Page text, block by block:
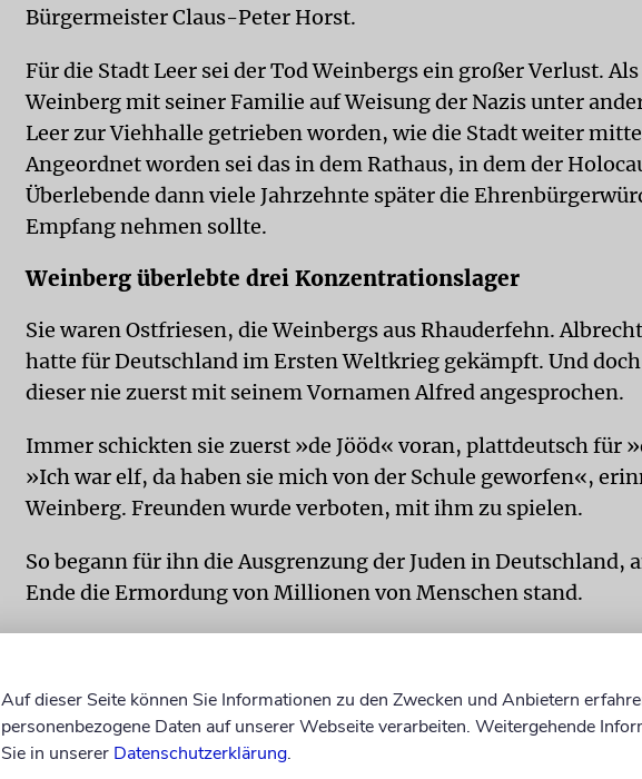
Bürgermeister Claus-Peter Horst.
Für die Stadt Leer sei der Tod Weinbergs ein großer Verlust.
Weinberg mit seiner Familie auf Weisung der Nazis unter
Leer zur Viehhalle getrieben worden, wie die Stadt weiter
Angeordnet worden sei das in dem Rathaus, in dem der
Überlebende dann viele Jahrzehnte später die
Empfang nehmen sollte.
Weinberg überlebte drei Konzentrationslager
Sie waren Ostfriesen, die Weinbergs aus Rhauderfehn.
hatte für Deutschland im Ersten Weltkrieg gekämpft. Und
dieser nie zuerst mit seinem Vornamen Alfred angesprochen.
Immer schickten sie zuerst »de Jööd« voran, plattdeutsch für
»Ich war elf, da haben sie mich von der Schule geworfen«,
Weinberg. Freunden wurde verboten, mit ihm zu spielen.
So begann für ihn die Ausgrenzung der Juden in Deutschland,
Ende die Ermordung von Millionen von Menschen stand.
Dorthin verschleppten sie auch ihn. Dass diejenigen, die bei
eine andere Richtung gehen mussten als er selbst, in den Tod
Gaskammern geschickt wurden, war ihm damals noch nicht
Auf dieser Seite können Sie Informationen zu den Zwecken und Anbietern
personenbezogene Daten auf unserer Webseite verarbeiten. Weitergehende
Sie in unserer Datenschutzerklärung.